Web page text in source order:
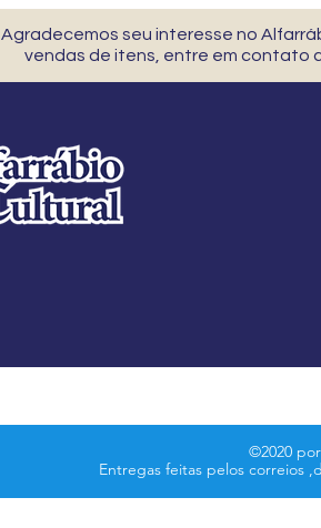
Agradecemos seu interesse no
vendas de itens, entre em contato
©2020
Entregas feitas pelos correios